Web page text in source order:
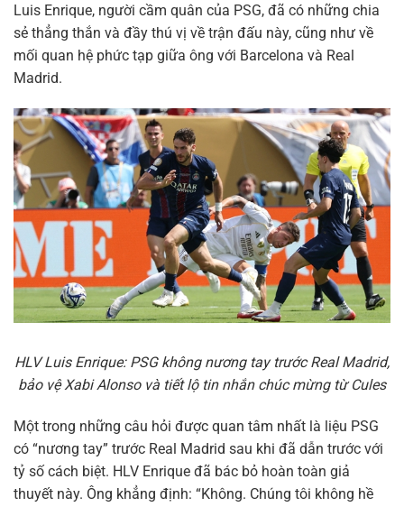
Luis Enrique, người cầm quân của PSG, đã có những chia
sẻ thẳng thắn và đầy thú vị về trận đấu này, cũng như về
mối quan hệ phức tạp giữa ông với Barcelona và Real
Madrid.
HLV Luis Enrique: PSG không nương tay trước Real Madrid,
bảo vệ Xabi Alonso và tiết lộ tin nhắn chúc mừng từ Cules
Một trong những câu hỏi được quan tâm nhất là liệu PSG
có “nương tay” trước Real Madrid sau khi đã dẫn trước với
tỷ số cách biệt. HLV Enrique đã bác bỏ hoàn toàn giả
thuyết này. Ông khẳng định: “Không. Chúng tôi không hề